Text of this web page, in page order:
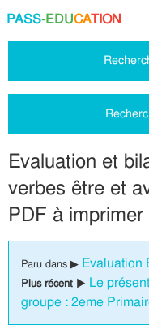
PASS-EDUCATION
Evaluation et
verbes être et
PDF à imprimer
Paru dans ▶ Evaluation
Plus récent ▶ Le
groupe : 2eme